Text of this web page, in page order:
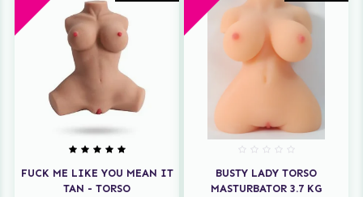
FUCK ME LIKE YOU MEAN IT
TAN - TORSO
BUSTY LADY TORSO
MASTURBATOR 3.7 KG